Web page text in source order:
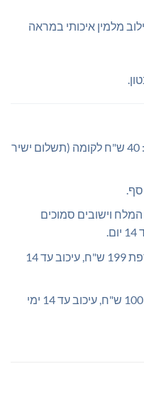
מלמין איכותי במראה
קומה שלישית ומעלה ללא מעלית: 40 ש"ח לקומה (תשלום ישיר
וישובים סמוכים
אזור הצפון (מנהריה וצפונה): תוספת 199 ש"ח, עיכוב עד 14
שומרון ומעבר לקו הירוק: תוספת 100 ש"ח, עיכוב עד 14 ימי